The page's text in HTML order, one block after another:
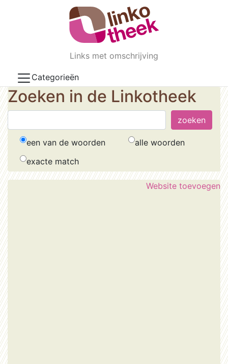
Skip to main content
Links met omschrijving
Categorieën
Zoeken in de Linkotheek
een van de woorden
alle woorden
exacte match
Website toevoegen